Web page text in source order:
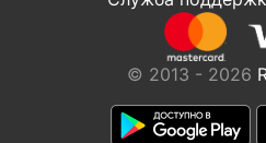
© 2013 - 2026